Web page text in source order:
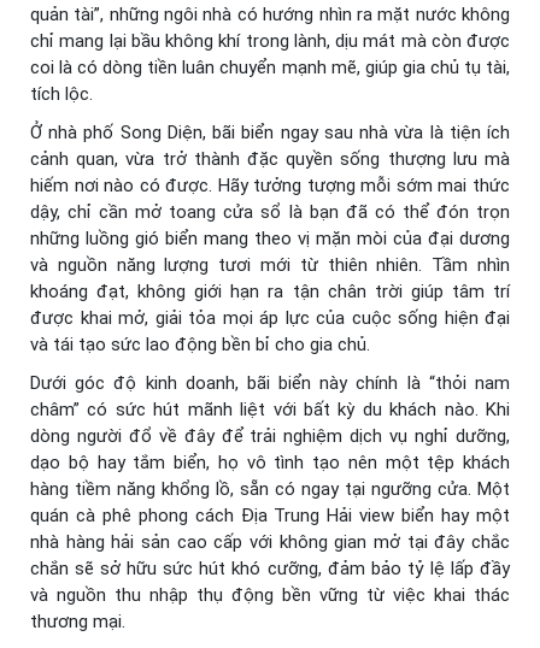
quản tài”, những ngôi nhà có hướng nhìn ra mặt nước không
chỉ mang lại bầu không khí trong lành, dịu mát mà còn được
coi là có dòng tiền luân chuyển mạnh mẽ, giúp gia chủ tụ tài,
tích lộc.
Ở nhà phố Song Diện, bãi biển ngay sau nhà vừa là tiện ích
cảnh quan, vừa trở thành đặc quyền sống thượng lưu mà
hiếm nơi nào có được. Hãy tưởng tượng mỗi sớm mai thức
dậy, chỉ cần mở toang cửa sổ là bạn đã có thể đón trọn
những luồng gió biển mang theo vị mặn mòi của đại dương
và nguồn năng lượng tươi mới từ thiên nhiên. Tầm nhìn
khoáng đạt, không giới hạn ra tận chân trời giúp tâm trí
được khai mở, giải tỏa mọi áp lực của cuộc sống hiện đại
và tái tạo sức lao động bền bỉ cho gia chủ.
Dưới góc độ kinh doanh, bãi biển này chính là “thỏi nam
châm” có sức hút mãnh liệt với bất kỳ du khách nào. Khi
dòng người đổ về đây để trải nghiệm dịch vụ nghỉ dưỡng,
dạo bộ hay tắm biển, họ vô tình tạo nên một tệp khách
hàng tiềm năng khổng lồ, sẵn có ngay tại ngưỡng cửa. Một
quán cà phê phong cách Địa Trung Hải view biển hay một
nhà hàng hải sản cao cấp với không gian mở tại đây chắc
chắn sẽ sở hữu sức hút khó cưỡng, đảm bảo tỷ lệ lấp đầy
và nguồn thu nhập thụ động bền vững từ việc khai thác
thương mại.